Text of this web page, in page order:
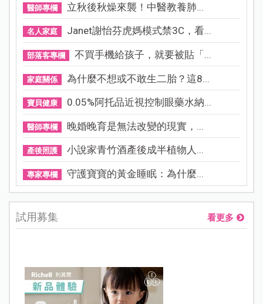
醫師專欄 立秋後秋燥來襲！中醫教養肺...
名人家庭 Janet謝怡芬虎媽模式禁3C，看...
部落客專欄 不買手機給孩子，就要被貼「...
家庭關係 為什麼不想或不敢生二胎？這8...
寶貝健康 0.05%阿托品近視控制眼藥水納...
醫師專欄 晚婚晚育是無法改變的現實，...
產後照護 小說家青竹酒產後成半植物人...
專家專欄 守護寶寶的黃金睡眠：為什麼...
試用募集 看更多